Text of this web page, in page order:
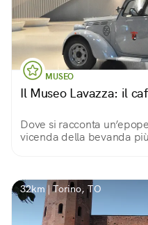
MUSEO
Il Museo Lavazza: il
Dove si racconta
vicenda della bevanda
32km | Torino, TO